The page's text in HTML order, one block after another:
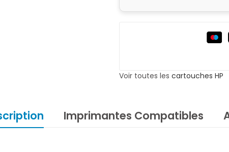
Voir toutes les cartouches HP
Imprimantes Compatibles